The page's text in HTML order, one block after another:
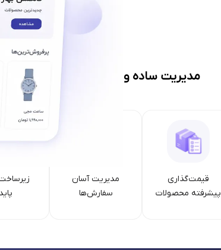
مدیریت ساده و حرفه‌ای
قیمت‌گذاری
پیشرفته محصولات
مدیریت آسان
سفارش‌ها